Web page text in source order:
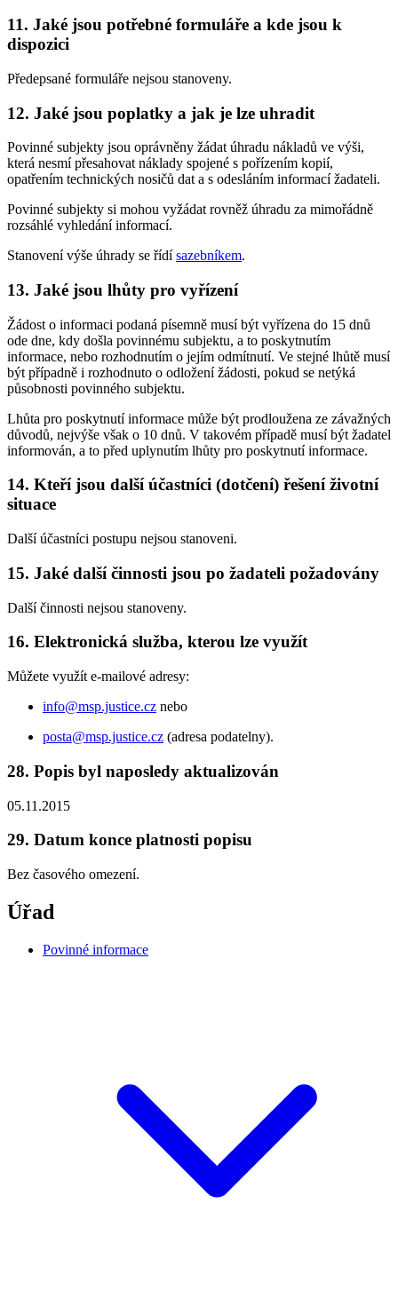
11. Jaké jsou potřebné formuláře a kde jsou k
dispozici
Předepsané formuláře nejsou stanoveny.
12. Jaké jsou poplatky a jak je lze uhradit
Povinné subjekty jsou oprávněny žádat úhradu nákladů ve výši,
která nesmí přesahovat náklady spojené s pořízením kopií,
opatřením technických nosičů dat a s odesláním informací žadateli.
Povinné subjekty si mohou vyžádat rovněž úhradu za mimořádně
rozsáhlé vyhledání informací.
Stanovení výše úhrady se řídísazebníkem.
13. Jaké jsou lhůty pro vyřízení
Žádost o informaci podaná písemně musí být vyřízena do 15 dnů
ode dne, kdy došla povinnému subjektu, a to poskytnutím
informace, nebo rozhodnutím o jejím odmítnutí. Ve stejné lhůtě musí
být případně i rozhodnuto o odložení žádosti, pokud se netýká
působnosti povinného subjektu.
Lhůta pro poskytnutí informace může být prodloužena ze závažných
důvodů, nejvýše však o 10 dnů. V takovém případě musí být žadatel
informován, a to před uplynutím lhůty pro poskytnutí informace.
14. Kteří jsou další účastníci (dotčení) řešení životní
situace
Další účastníci postupu nejsou stanoveni.
15. Jaké další činnosti jsou po žadateli požadovány
Další činnosti nejsou stanoveny.
16. Elektronická služba, kterou lze využít
Můžete využít e-mailové adresy:
info@msp.justice.cz nebo
posta@msp.justice.cz (adresa podatelny).
28. Popis byl naposledy aktualizován
05.11.2015
29. Datum konce platnosti popisu
Bez časového omezení.
Úřad
Povinné informace